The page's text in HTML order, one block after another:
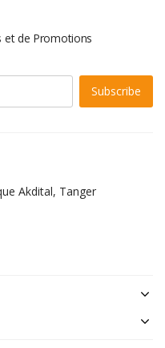
et de Promotions
Subscribe
Akdital, Tanger